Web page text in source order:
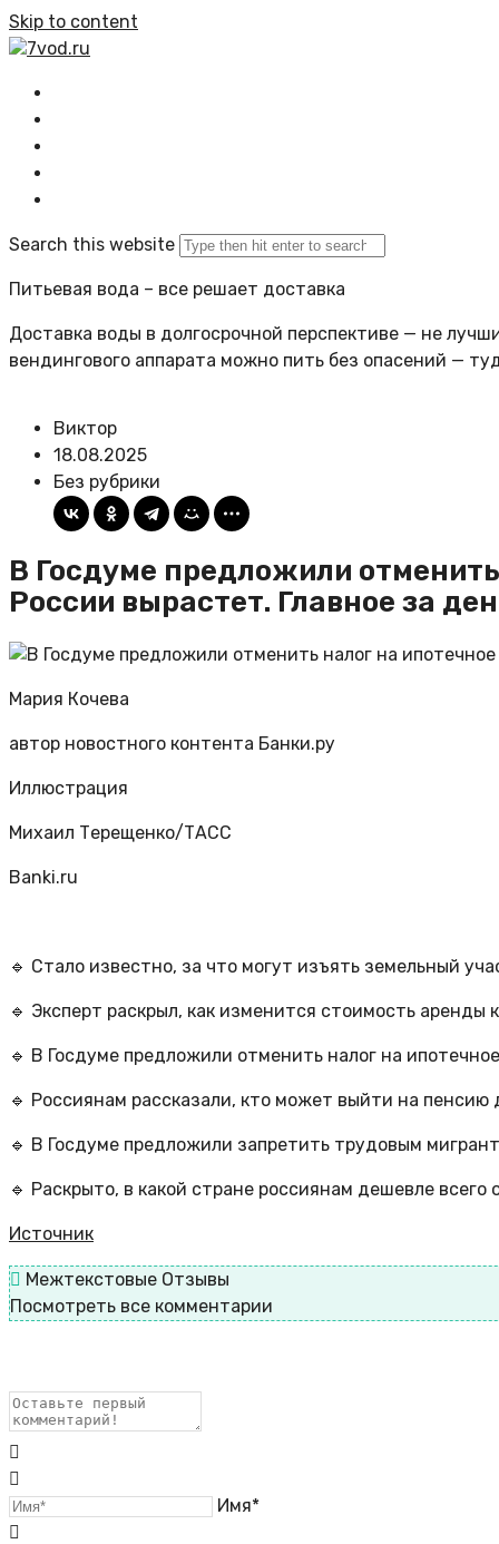
Skip to content
7vod.ru
Search this website
Питьевая вода – все решает доставка
Доставка воды в долгосрочной перспективе — не
вендингового аппарата можно пить без опасений —
Виктор
18.08.2025
Без рубрики
В Госдуме предложили
России вырастет. Главное за
Мария Кочева
автор новостного контента Банки.ру
Иллюстрация
Михаил Терещенко/ТАСС
Banki.ru
🔹 Стало известно, за что могут изъять земельный
🔹 Эксперт раскрыл, как изменится стоимость аренды
🔹 В Госдуме предложили отменить налог на
🔹 Россиянам рассказали, кто может выйти на пенсию
🔹 В Госдуме предложили запретить трудовым
🔹 Раскрыто, в какой стране россиянам дешевле всего
Источник
Межтекстовые Отзывы
Посмотреть все комментарии
Имя*